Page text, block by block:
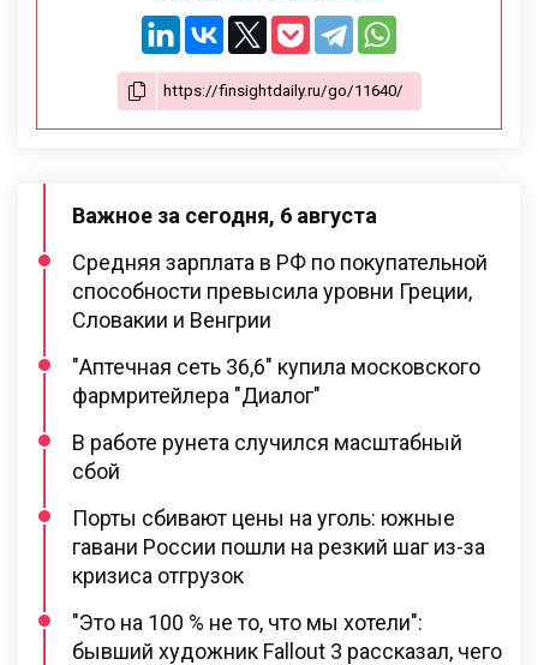
Важное за сегодня, 6 августа
Средняя зарплата в РФ по покупательной
способности превысила уровни Греции,
Словакии и Венгрии
"Аптечная сеть 36,6" купила московского
фармритейлера "Диалог"
В работе рунета случился масштабный
сбой
Порты сбивают цены на уголь: южные
гавани России пошли на резкий шаг из-за
кризиса отгрузок
"Это на 100 % не то, что мы хотели":
бывший художник Fallout 3 рассказал, чего